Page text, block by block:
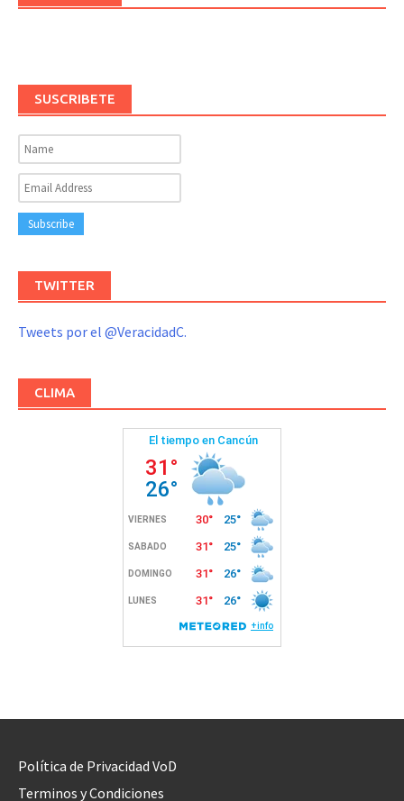
SUSCRIBETE
TWITTER
Tweets por el @VeracidadC.
CLIMA
Política de Privacidad VoD
Terminos y Condiciones